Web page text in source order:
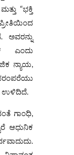
“ಭಕ್ತಿ
ಅವರನ್ನು
ಎಂದು
ನ್ಯಾಯ,
ಉಳಿದಿದೆ.
ಗಾಂಧಿ,
ಆಧುನಿಕ